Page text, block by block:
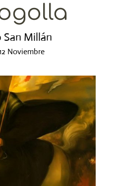
San Millán
Noviembre